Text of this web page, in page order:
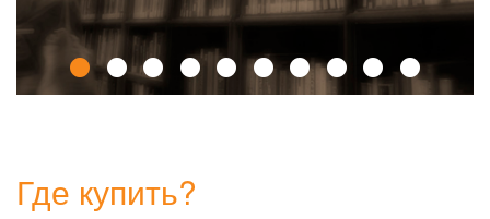
Где купить?